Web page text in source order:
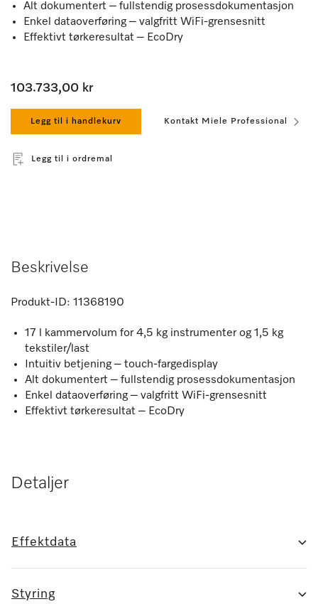
Alt dokumentert – fullstendig prosessdokumentasjon
Enkel dataoverføring – valgfritt WiFi-grensesnitt
Effektivt tørkeresultat – EcoDry
103.733,00 kr
Legg til i handlekurv Kontakt Miele Professional
Legg til i ordremal
Beskrivelse
Produkt-ID: 11368190
17 l kammervolum for 4,5 kg instrumenter og 1,5 kg
tekstiler/last
Intuitiv betjening – touch-fargedisplay
Alt dokumentert – fullstendig prosessdokumentasjon
Enkel dataoverføring – valgfritt WiFi-grensesnitt
Effektivt tørkeresultat – EcoDry
Detaljer
Effektdata
Styring